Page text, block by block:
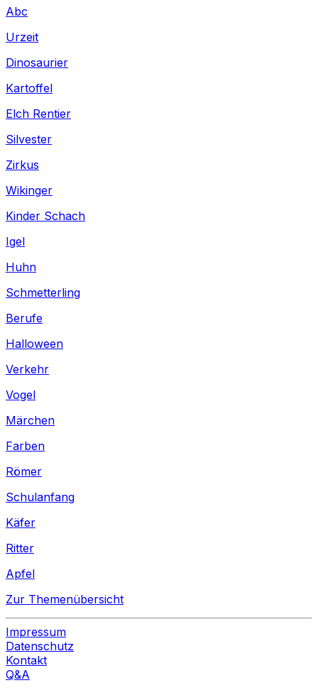
Abc
Urzeit
Dinosaurier
Kartoffel
Elch Rentier
Silvester
Zirkus
Wikinger
Kinder Schach
Igel
Huhn
Schmetterling
Berufe
Halloween
Verkehr
Vogel
Märchen
Farben
Römer
Schulanfang
Käfer
Ritter
Apfel
Zur Themenübersicht
Impressum
Datenschutz
Kontakt
Q&A